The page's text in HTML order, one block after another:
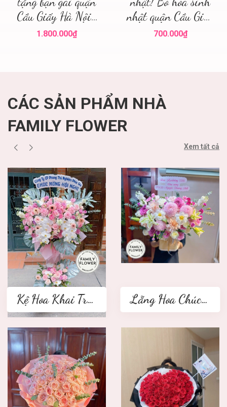
Cầu Giấy Hà Nội ,
điện hoa hà nội
1.800.000₫
nhật quận Cầu Giấy
! Family flower hoa
700.000₫
CÁC SẢN PHẨM NHÀ
FAMILY FLOWER
Xem tất cả
Kệ Hoa Khai Trương 2 tầng Lẵng Hoa Chúc Mừng